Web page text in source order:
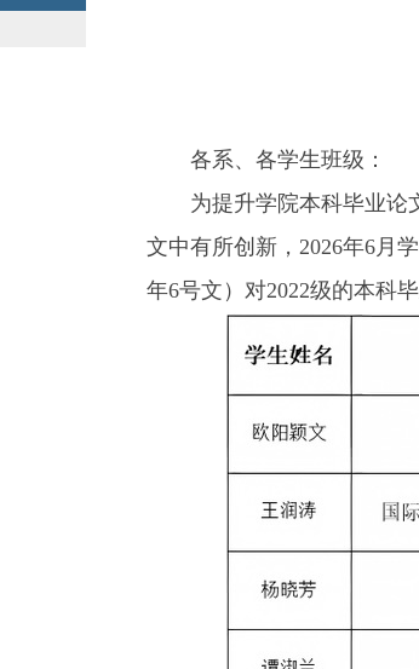
各系、各学生班级：
为提升学院本科毕业论
文中有所创新，2026年6月
年6号文）对2022级的本科